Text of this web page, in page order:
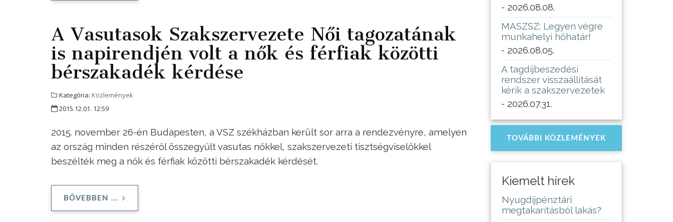
A Vasutasok Szakszervezete Női tagozatának
is napirendjén volt a nők és férfiak közötti
bérszakadék kérdése
Kategória: Közlemények
2015.12.01. 12:59
2015. november 26-én Budapesten, a VSZ székházban került sor arra a rendezvényre, amelyen
az ország minden részéről összegyűlt vasutas nőkkel, szakszervezeti tisztségviselőkkel
beszélték meg a nők és férfiak közötti bérszakadék kérdését.
BŐVEBBEN ...
- 2026.08.08.
MASZSZ: Legyen végre
munkahelyi hőhatár!
- 2026.08.05.
A tagdíjbeszedési
rendszer visszaállítását
kérik a szakszervezetek
- 2026.07.31.
TOVÁBBI KÖZLEMÉNYEK
Kiemelt hírek
Nyugdíjpénztári
megtakarításból lakás?